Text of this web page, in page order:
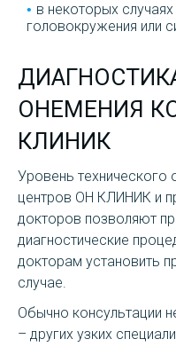
в некоторых
головокружения или
ОНЕМЕНИЯ
КЛИНИК
Уровень технического
центров ОН КЛИНИК и
докторов позволяют
диагностические
докторам установить
случае.
Обычно консультации
– других узких